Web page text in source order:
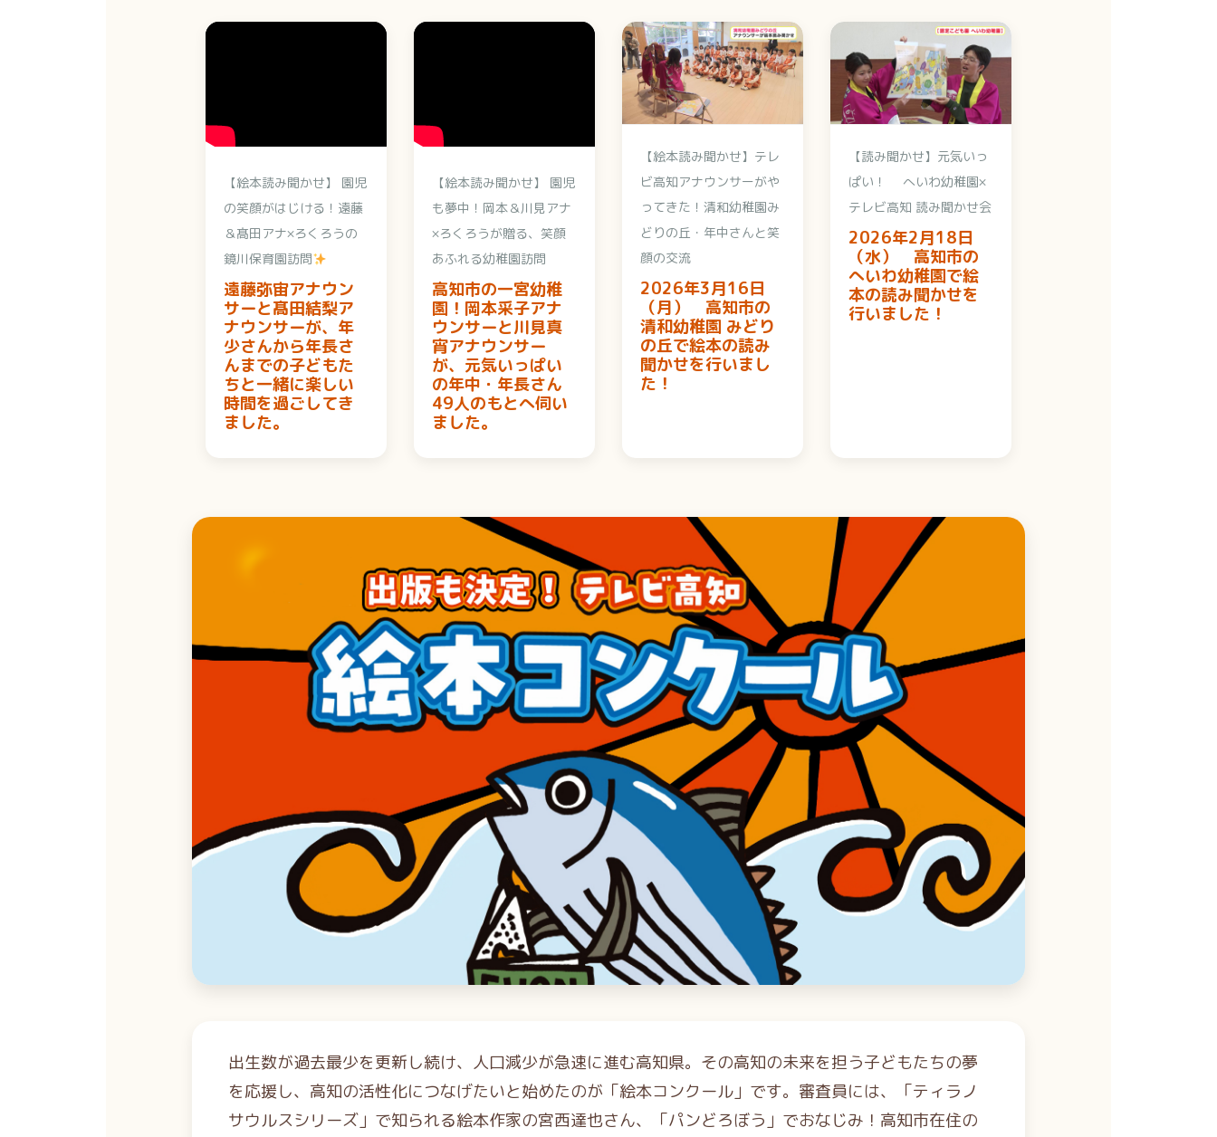
【絵本読み聞かせ】 園児
の笑顔がはじける！遠藤
＆髙田アナ×ろくろうの
鏡川保育園訪問
遠藤弥宙アナウン
サーと髙田結梨ア
ナウンサーが、年
少さんから年長さ
んまでの子どもた
ちと一緒に楽しい
時間を過ごしてき
ました。
【絵本読み聞かせ】 園児
も夢中！岡本＆川見アナ
×ろくろうが贈る、笑顔
あふれる幼稚園訪問
高知市の一宮幼稚
園！岡本采子アナ
ウンサーと川見真
宵アナウンサー
が、元気いっぱい
の年中・年長さん
49人のもとへ伺い
ました。
【絵本読み聞かせ】テレ
ビ高知アナウンサーがや
ってきた！清和幼稚園み
どりの丘・年中さんと笑
顔の交流
2026年3月16日
（月） 高知市の
清和幼稚園 みどり
の丘で絵本の読み
聞かせを行いまし
た！
【読み聞かせ】元気いっ
ぱい！ へいわ幼稚園×
テレビ高知 読み聞かせ会
2026年2月18日
（水） 高知市の
へいわ幼稚園で絵
本の読み聞かせを
行いました！
出生数が過去最少を更新し続け、人口減少が急速に進む高知県。その高知の未来を担う子どもたちの夢
を応援し、高知の活性化につなげたいと始めたのが「絵本コンクール」です。審査員には、「ティラノ
サウルスシリーズ」で知られる絵本作家の宮西達也さん、「パンどろぼう」でおなじみ！高知市在住の